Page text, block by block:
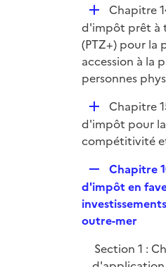
i
e
r
D
é
p
l
i
Chapitre
d'impôt prêt à
(PTZ+) pour la
accession à la
personnes
D
é
p
e
r
Chapitre
d'impôt pour la
compétitivité
e
p
l
e
Chapitre
d'impôt en
outre-mer
Section 1 :